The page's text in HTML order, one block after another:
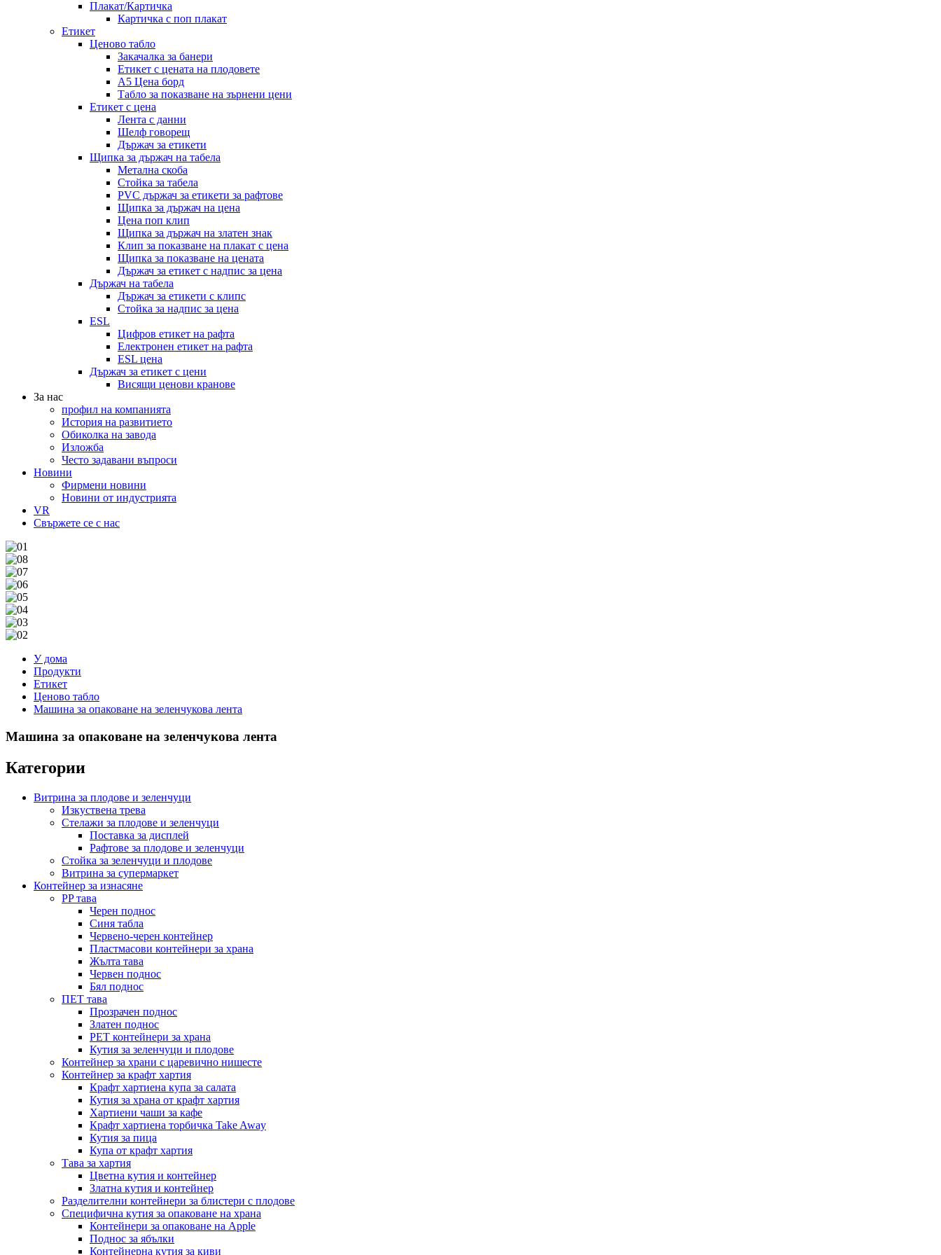
Плакат/Картичка
Картичка с поп плакат
Етикет
Ценово табло
Закачалка за банери
Етикет с цената на плодовете
A5 Цена борд
Табло за показване на зърнени цени
Етикет с цена
Лента с данни
Шелф говорещ
Държач за етикети
Щипка за държач на табела
Метална скоба
Стойка за табела
PVC държач за етикети за рафтове
Щипка за държач на цена
Цена поп клип
Щипка за държач на златен знак
Клип за показване на плакат с цена
Щипка за показване на цената
Държач за етикет с надпис за цена
Държач на табела
Държач за етикети с клипс
Стойка за надпис за цена
ESL
Цифров етикет на рафта
Електронен етикет на рафта
ESL цена
Държач за етикет с цени
Висящи ценови кранове
За нас
профил на компанията
История на развитието
Обиколка на завода
Изложба
Често задавани въпроси
Новини
Фирмени новини
Новини от индустрията
VR
Свържете се с нас
У дома
Продукти
Етикет
Ценово табло
Машина за опаковане на зеленчукова лента
Машина за опаковане на зеленчукова лента
Категории
Витрина за плодове и зеленчуци
Изкуствена трева
Стелажи за плодове и зеленчуци
Поставка за дисплей
Рафтове за плодове и зеленчуци
Стойка за зеленчуци и плодове
Витрина за супермаркет
Контейнер за изнасяне
PP тава
Черен поднос
Синя табла
Червено-черен контейнер
Пластмасови контейнери за храна
Жълта тава
Червен поднос
Бял поднос
ПЕТ тава
Прозрачен поднос
Златен поднос
PET контейнери за храна
Кутия за зеленчуци и плодове
Контейнер за храни с царевично нишесте
Контейнер за крафт хартия
Крафт хартиена купа за салата
Кутия за храна от крафт хартия
Хартиени чаши за кафе
Крафт хартиена торбичка Take Away
Кутия за пица
Купа от крафт хартия
Тава за хартия
Цветна кутия и контейнер
Златна кутия и контейнер
Разделителни контейнери за блистери с плодове
Специфична кутия за опаковане на храна
Контейнери за опаковане на Apple
Поднос за ябълки
Контейнерна кутия за киви